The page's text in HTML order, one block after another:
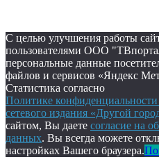
С целью улучшения работы
пользователями ООО
персональные данные
файлов и сервисов «Яндекс
Статистика согласно
Политике
сетевого издания «Другой
сайтом, Вы даете согласие на
данных. Вы всегда можете
настройках Вашего браузера.